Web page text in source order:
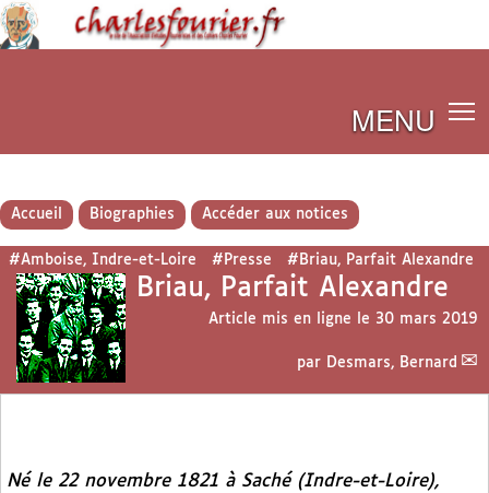
MENU
Accueil Biographies Accéder aux notices
#Amboise, Indre-et-Loire #Presse #Briau, Parfait Alexandre
Briau, Parfait Alexandre
Article mis en ligne le 30 mars 2019
par Desmars, Bernard
Né le 22 novembre 1821 à Saché (Indre-et-Loire),